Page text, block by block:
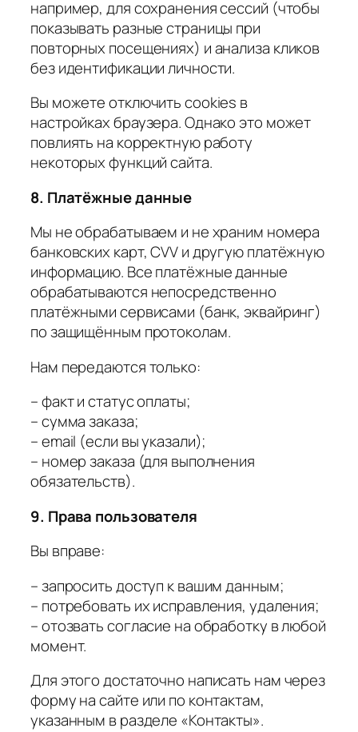
например, для сохранения сессий (чтобы
показывать разные страницы при
повторных посещениях) и анализа кликов
без идентификации личности.
Вы можете отключить cookies в
настройках браузера. Однако это может
повлиять на корректную работу
некоторых функций сайта.
8. Платёжные данные
Мы не обрабатываем и не храним номера
банковских карт, CVV и другую платёжную
информацию. Все платёжные данные
обрабатываются непосредственно
платёжными сервисами (банк, эквайринг)
по защищённым протоколам.
Нам передаются только:
– факт и статус оплаты;
– сумма заказа;
– email (если вы указали);
– номер заказа (для выполнения
обязательств).
9. Права пользователя
Вы вправе:
– запросить доступ к вашим данным;
– потребовать их исправления, удаления;
– отозвать согласие на обработку в любой
момент.
Для этого достаточно написать нам через
форму на сайте или по контактам,
указанным в разделе «Контакты».